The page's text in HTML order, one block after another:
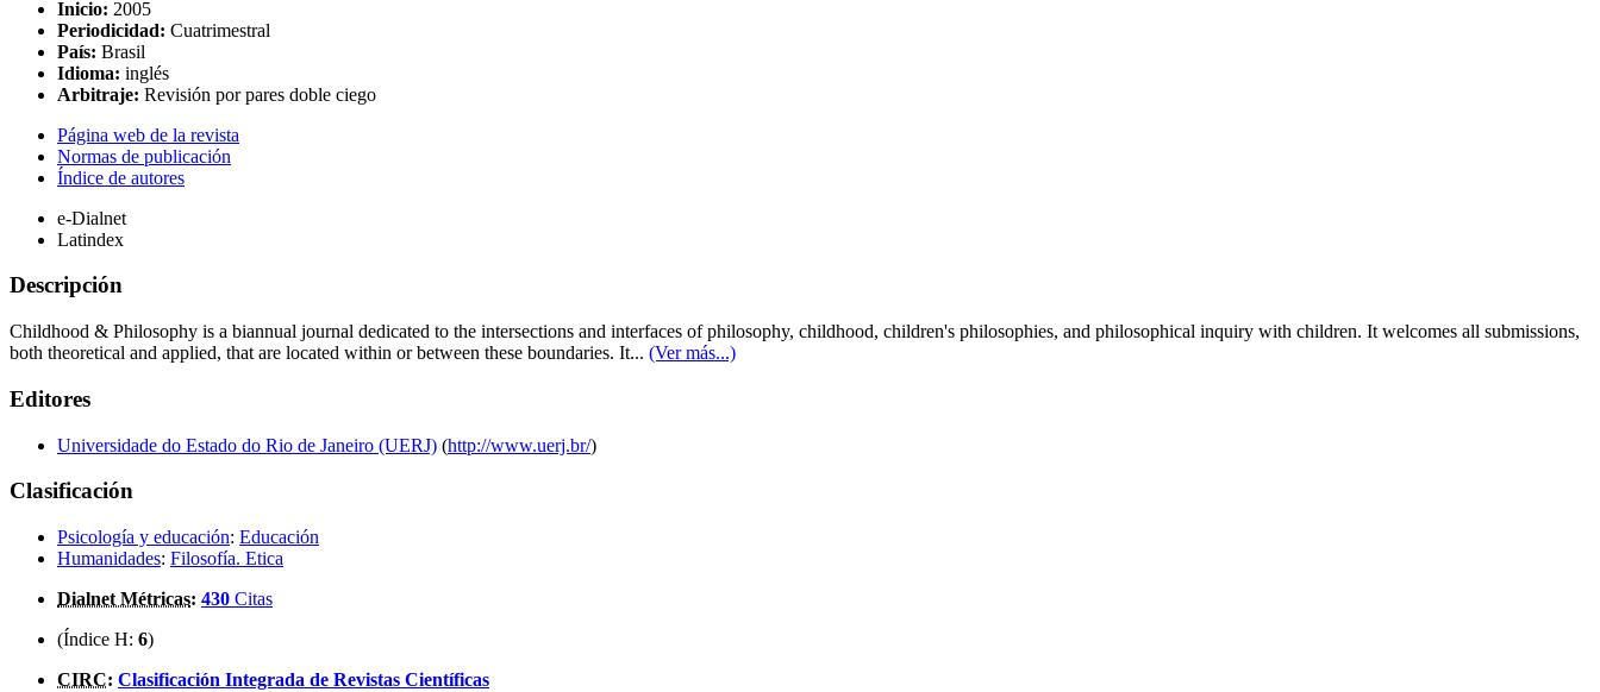
Inicio: 2005
Periodicidad: Cuatrimestral
País: Brasil
Idioma: inglés
Arbitraje: Revisión por pares doble ciego
Página web de la revista
Normas de publicación
Índice de autores
e-Dialnet
Latindex
Descripción
Childhood & Philosophy is a biannual journal dedicated to the intersections and interfaces of philosophy, childhood, children's philosophies, and philosophical inquiry with children. It welcomes all submissions,
both theoretical and applied, that are located within or between these boundaries. It... (Ver más...)
Editores
Universidade do Estado do Rio de Janeiro (UERJ) (http://www.uerj.br/)
Clasificación
Psicología y educación: Educación
Humanidades: Filosofía. Etica
Dialnet Métricas: 430 Citas
(Índice H: 6)
CIRC: Clasificación Integrada de Revistas Científicas